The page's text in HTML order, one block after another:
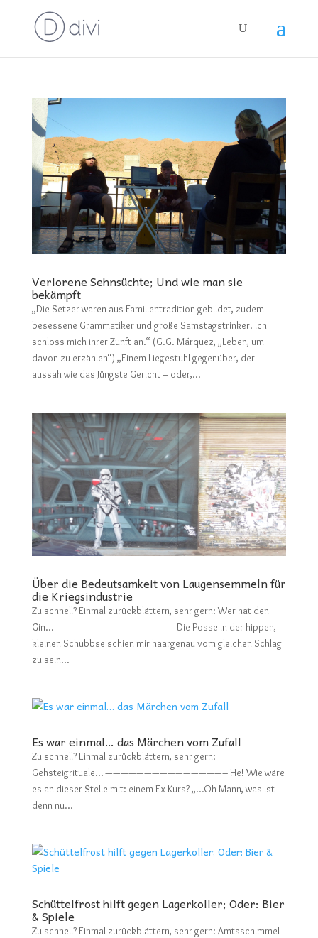
Verlorene Sehnsüchte; Und wie man sie
bekämpft
„Die Setzer waren aus Familientradition gebildet, zudem
besessene Grammatiker und große Samstagstrinker. Ich
schloss mich ihrer Zunft an.“ (G.G. Márquez, „Leben, um
davon zu erzählen“) „Einem Liegestuhl gegenüber, der
aussah wie das Jüngste Gericht – oder,...
Über die Bedeutsamkeit von Laugensemmeln für
die Kriegsindustrie
Zu schnell? Einmal zurückblättern, sehr gern: Wer hat den
Gin… ———————————————- Die Posse in der hippen,
kleinen Schubbse schien mir haargenau vom gleichen Schlag
zu sein...
Es war einmal… das Märchen vom Zufall
Zu schnell? Einmal zurückblättern, sehr gern:
Gehsteigrituale… ———————————————– He! Wie wäre
es an dieser Stelle mit: einem Ex-Kurs? „…Oh Mann, was ist
denn nu...
Schüttelfrost hilft gegen Lagerkoller; Oder: Bier
& Spiele
Zu schnell? Einmal zurückblättern, sehr gern: Amtsschimmel